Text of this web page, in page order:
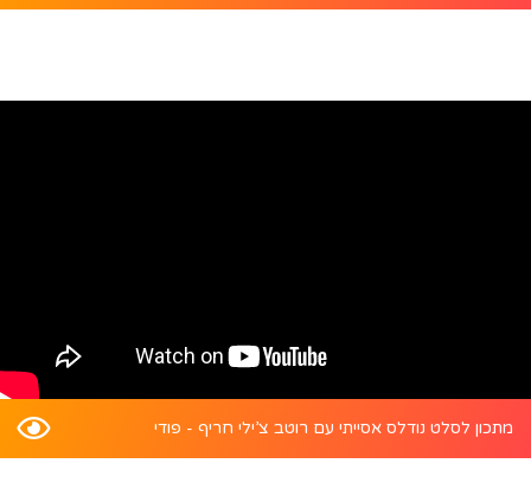
מתכון לסלט נודלס אסייתי עם רוטב צ’ילי חריף - פודי